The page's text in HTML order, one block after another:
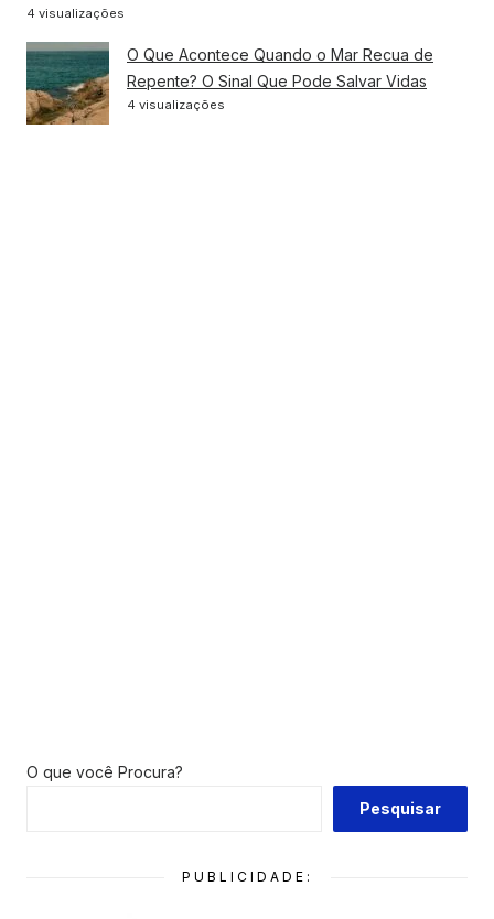
4 visualizações
O Que Acontece Quando o Mar Recua de
Repente? O Sinal Que Pode Salvar Vidas
4 visualizações
O que você Procura?
Pesquisar
PUBLICIDADE: